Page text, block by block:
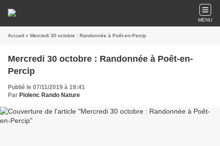
MENU
Accueil » Mercredi 30 octobre : Randonnée à Poêt-en-Percip
Mercredi 30 octobre : Randonnée à Poêt-en-
Percip
Publié le 07/11/2019 à 19:41
Par Piolenc Rando Nature